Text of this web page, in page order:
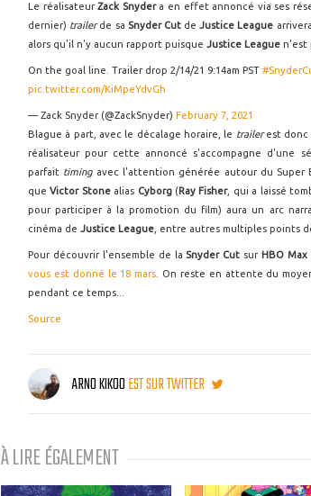
Le réalisateurZack Snyder a en effet annoncé via ses
dernier) trailerde sa Snyder Cut deJustice League
alors qu'il n'y aucun rapport puisque Justice League n'est
On the goal line. Trailer drop 2/14/21 9:14am PST
pic.twitter.com/KiMpeYdvGh
— Zack Snyder (@ZackSnyder) February 7, 2021
Blague à part, avec le décalage horaire, le trailerest
réalisateur pour cette annoncé s'accompagne d'une
parfait timing avec l'attention générée autour du Super
queVictor Stone alias Cyborg (Ray Fisher, qui a laissé
pour participer à la promotion du film) aura un arc
cinéma de Justice League , entre autres multiples points
Pour découvrir l'ensemble de la Snyder Cut sur HBO Max
vous est donné le 18 mars . On reste en attente du
pendant ce temps...
Source
ARNO KIKOOEST SUR TWITTER
À LIRE ÉGALEMENT